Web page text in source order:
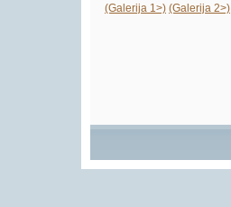
(Galerija 1>) (Galerija 2>)